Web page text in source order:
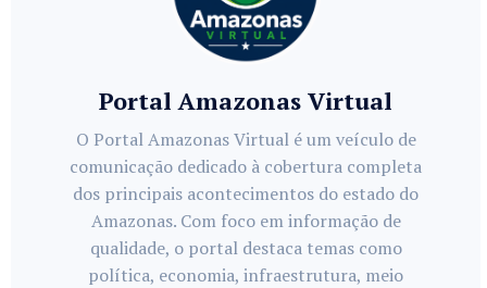
Portal Amazonas Virtual
O Portal Amazonas Virtual é um veículo de
comunicação dedicado à cobertura completa
dos principais acontecimentos do estado do
Amazonas. Com foco em informação de
qualidade, o portal destaca temas como
política, economia, infraestrutura, meio